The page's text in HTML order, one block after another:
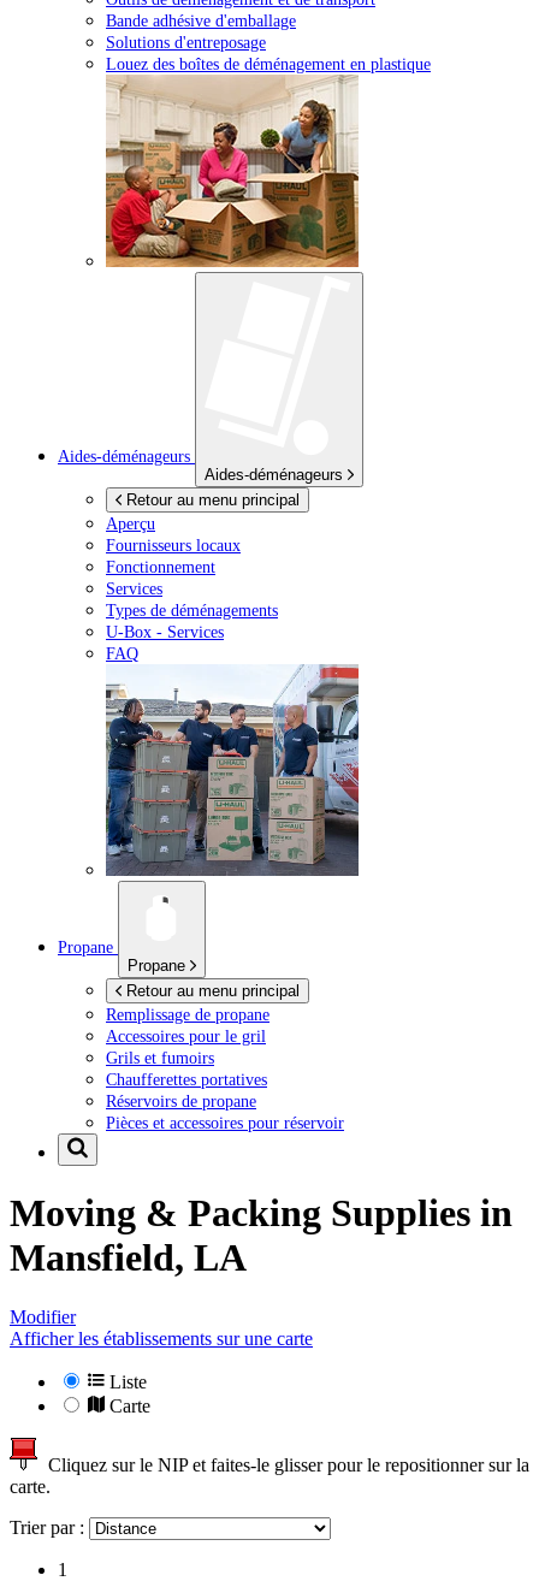
Bande adhésive d'emballage
Solutions d'entreposage
Louez des boîtes de déménagement en plastique
Aides-déménageurs
Aides-déménageurs
Retour au menu principal
Aperçu
Fournisseurs locaux
Fonctionnement
Services
Types de déménagements
U-Box - Services
FAQ
Propane
Propane
Retour au menu principal
Remplissage de propane
Accessoires pour le gril
Grils et fumoirs
Chaufferettes portatives
Réservoirs de propane
Pièces et accessoires pour réservoir
Moving & Packing Supplies in
Mansfield, LA
Modifier
Afficher les établissements sur une carte
Liste
Carte
Cliquez sur le NIP et faites-le glisser pour le repositionner sur la
carte.
Trier par :
1